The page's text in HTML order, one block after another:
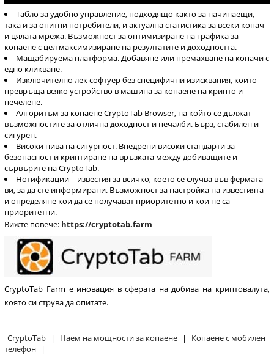
Табло за удобно управление, подходящо както за начинаещи,
така и за опитни потребители, и актуална статистика за всеки копач
и цялата мрежа. Възможност за оптимизиране на графика за
копаене с цел максимизиране на резултатите и доходността.
Мащабируема платформа. Добавяне или премахване на копачи с
едно кликване.
Изключително лек софтуер без специфични изисквания, които
превръща всяко устройство в машина за копаене на крипто и
печелене.
Алгоритъм за копаене CryptoTab Browser, на който се дължат
възможностите за отлична доходност и печалби. Бърз, стабилен и
сигурен.
Високи нива на сигурност. Внедрени високи стандарти за
безопасност и криптиране на връзката между добиващите и
сървърите на CryptoTab.
Нотификации – известия за всичко, което се случва във фермата
ви, за да сте информирани. Възможност за настройка на известията
и определяне кои да се получават приоритетно и кои не са
приоритетни.
Вижте повече: https://cryptotab.farm
CryptoTab Farm е иновация в сферата на добива на криптовалута,
която си струва да опитате.
CryptoTab | Наем на мощности за копаене |
Копаене с мобилен
телефон
|